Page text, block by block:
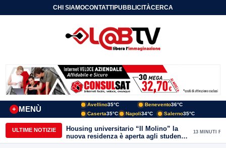
CHI SIAMOCONTATTIPUBBLICITÀCERCA
MENÙ
+
Avellino35°C Benevento36°C
Caserta35°C Napoli34°C Salerno35°C
ULTIME NOTIZIE
Housing universitario “Il Molino” la
nuova residenza è aperta agli studenti
del Conservatorio “Nicola Sala” e
13 MINUTI FA